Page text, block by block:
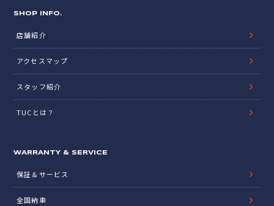
SHOP INFO.
店舗紹介
アクセスマップ
スタッフ紹介
TUCとは？
WARRANTY & SERVICE
保証＆サービス
全国納車